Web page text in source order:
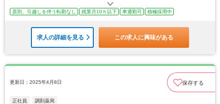
原則、引越しを伴う転勤なし 残業月10ｈ以下 車通勤可 積極採用中
求人の詳細を見る この求人に興味がある
更新日：2025年4月8日 保存する
正社員 調剤薬局